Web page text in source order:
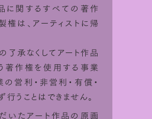
に関するすべての著作
権は、アーティストに帰
了承なくしてアート作品
著作権を使用する事業
の営利・非営利・有償・
うことはできません。
いたアート作品の原画
STEP 1